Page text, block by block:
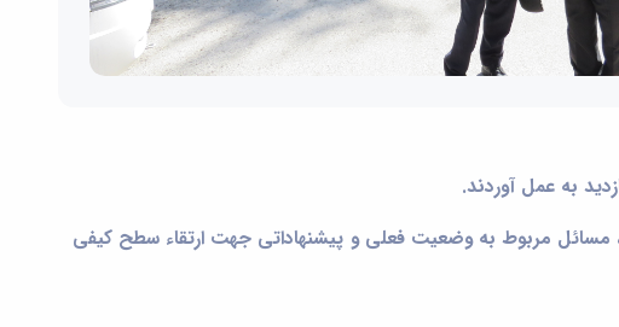
مربوط به وضعیت فعلی و پیشنهاداتی جهت ارتقاء سطح کیفی